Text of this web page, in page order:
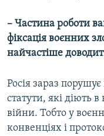
– Частина роботи
фіксація воєнних
найчастіше
Росія зараз
статути, які діють
війни. Тобто у
конвенціях і